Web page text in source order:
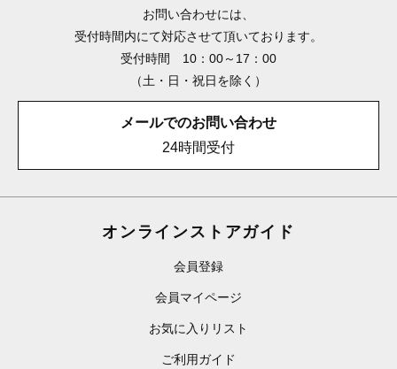
お問い合わせには、
受付時間内にて対応させて頂いております。
受付時間 10：00～17：00
（土・日・祝日を除く）
メールでのお問い合わせ
24時間受付
オンラインストアガイド
会員登録
会員マイページ
お気に入りリスト
ご利用ガイド